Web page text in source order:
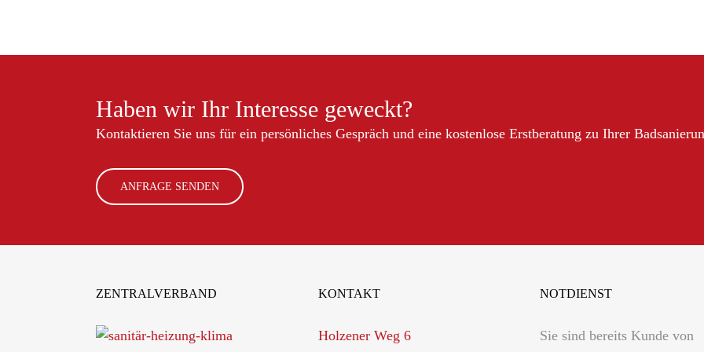
Haben wir Ihr Interesse geweckt?
Kontaktieren Sie uns für ein persönliches Gespräch und eine kostenlose Erstberatung zu Ihrer
ANFRAGE SENDEN
ZENTRALVERBAND KONTAKT
Holzener Weg 6
NOTDIENST
Sie sind bereits Kunde von